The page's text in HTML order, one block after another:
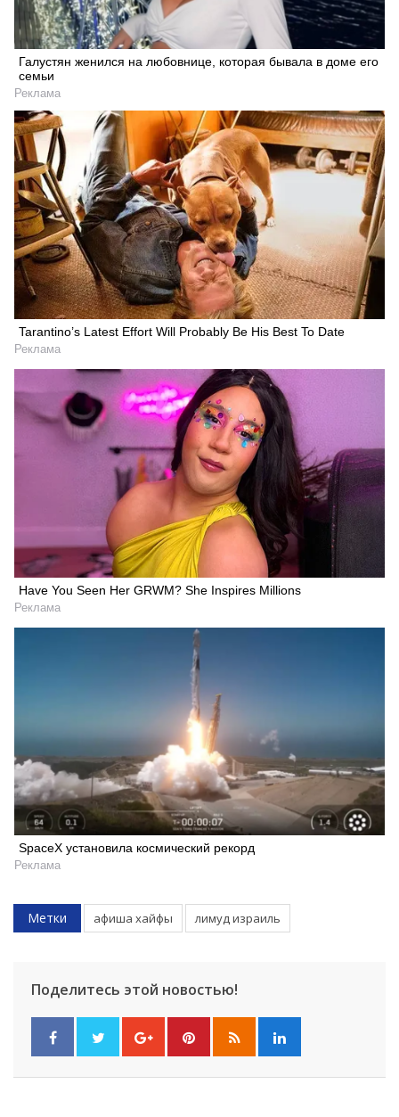
Галустян женился на любовнице, которая бывала в доме его
семьи
Реклама
Tarantino’s Latest Effort Will Probably Be His Best To Date
Реклама
Have You Seen Her GRWM? She Inspires Millions
Реклама
SpaceX установила космический рекорд
Реклама
Метки афиша хайфы лимуд израиль
Поделитесь этой новостью!